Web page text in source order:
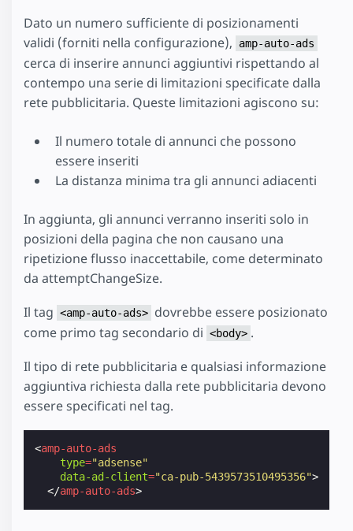
Dato un numero sufficiente di posizionamenti
validi (forniti nella configurazione),
amp-auto-ads
cerca di inserire annunci aggiuntivi rispettando al
contempo una serie di limitazioni specificate dalla
rete pubblicitaria. Queste limitazioni agiscono su:
Il numero totale di annunci che possono
essere inseriti
La distanza minima tra gli annunci adiacenti
In aggiunta, gli annunci verranno inseriti solo in
posizioni della pagina che non causano una
ripetizione flusso inaccettabile, come determinato
da attemptChangeSize.
Il tag <amp-auto-ads> dovrebbe essere posizionato
come primo tag secondario di <body> .
Il tipo di rete pubblicitaria e qualsiasi informazione
aggiuntiva richiesta dalla rete pubblicitaria devono
essere specificati nel tag.
<amp-auto-ads
type="adsense"
data-ad-client="ca-pub-5439573510495356">
</amp-auto-ads>